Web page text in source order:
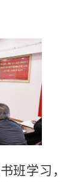
班学习，